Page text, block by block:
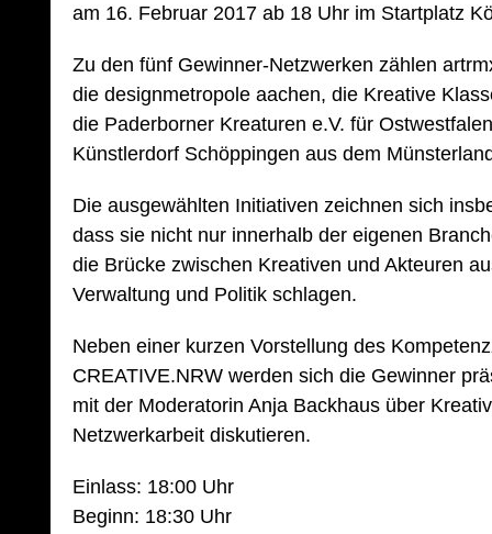
am 16. Februar 2017 ab 18 Uhr im Startplatz
Zu den fünf Gewinner-Netzwerken zählen
die designmetropole aachen, die Kreative
die Paderborner Kreaturen e.V. für
Künstlerdorf Schöppingen aus dem
Die ausgewählten Initiativen zeichnen sich
dass sie nicht nur innerhalb der eigenen
die Brücke zwischen Kreativen und Akteuren
Verwaltung und Politik schlagen.
Neben einer kurzen Vorstellung des
CREATIVE.NRW werden sich die Gewinner
mit der Moderatorin Anja Backhaus über
Netzwerkarbeit diskutieren.
Einlass: 18:00 Uhr
Beginn: 18:30 Uhr